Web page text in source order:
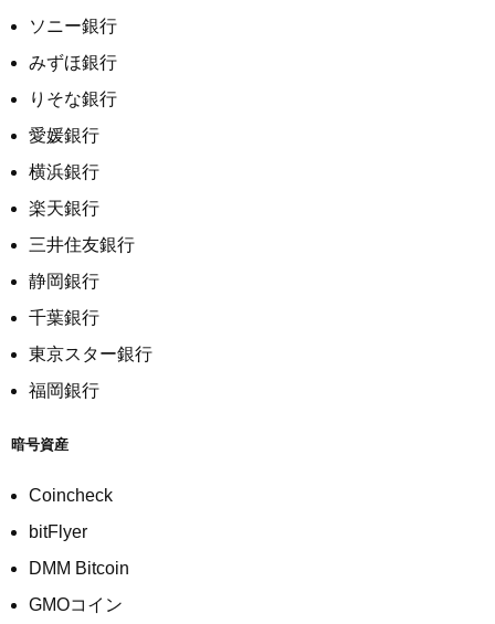
ソニー銀行
みずほ銀行
りそな銀行
愛媛銀行
横浜銀行
楽天銀行
三井住友銀行
静岡銀行
千葉銀行
東京スター銀行
福岡銀行
暗号資産
Coincheck
bitFlyer
DMM Bitcoin
GMOコイン